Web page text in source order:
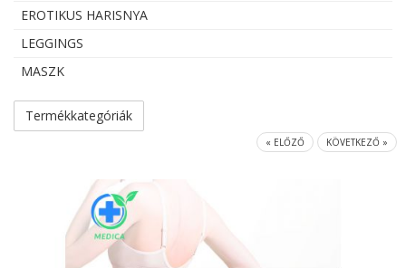
EROTIKUS HARISNYA
LEGGINGS
MASZK
Termékkategóriák
« ELŐZŐ KÖVETKEZŐ »